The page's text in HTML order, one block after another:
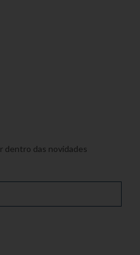
dentro das novidades